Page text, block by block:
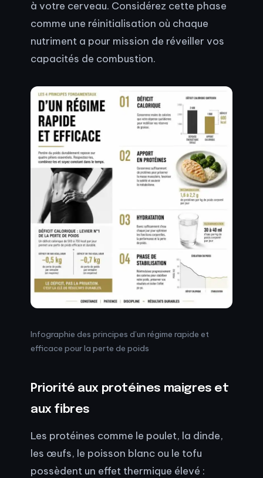
à votre cerveau. Considérez cette phase
comme une réinitialisation où chaque
nutriment a pour mission de réveiller vos
capacités de combustion.
Infographie des principes d’un régime rapide et
efficace pour la perte de poids
Priorité aux protéines maigres et
aux fibres
Les protéines comme le poulet, la dinde,
les œufs, le poisson blanc ou le tofu
possèdent un effet thermique élevé :